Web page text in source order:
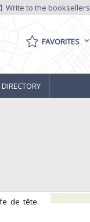
Write to the booksellers
FAVORITES
de tête.